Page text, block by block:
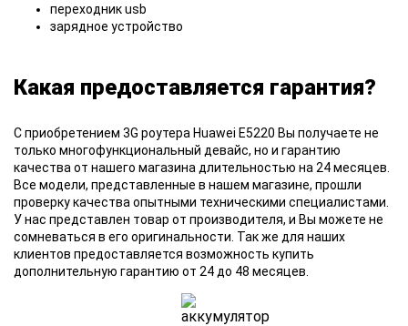
переходник usb
зарядное устройство
Какая предоставляется гарантия?
С приобретением 3G роутера Huawei E5220 Вы получаете не
только многофункциональный девайс, но и гарантию
качества от нашего магазина длительностью на 24 месяцев.
Все модели, представленные в нашем магазине, прошли
проверку качества опытными техническими специалистами.
У нас представлен товар от производителя, и Вы можете не
сомневаться в его оригинальности. Так же для наших
клиентов предоставляется возможность купить
дополнительную гарантию от 24 до 48 месяцев.